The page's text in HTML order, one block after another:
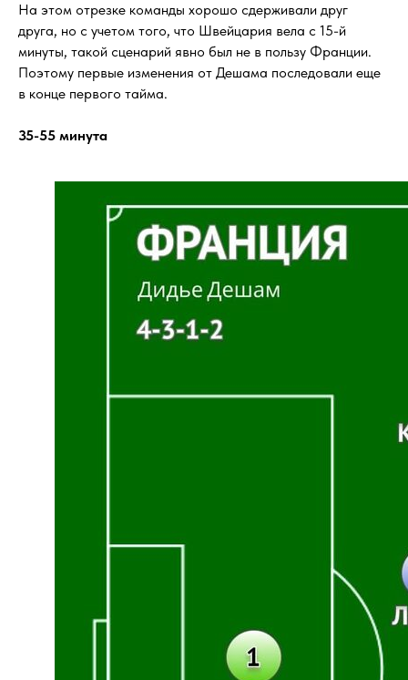
На этом отрезке команды хорошо сдерживали друг
друга, но с учетом того, что Швейцария вела с 15-й
минуты, такой сценарий явно был не в пользу Франции.
Поэтому первые изменения от Дешама последовали еще
в конце первого тайма.
35-55 минута